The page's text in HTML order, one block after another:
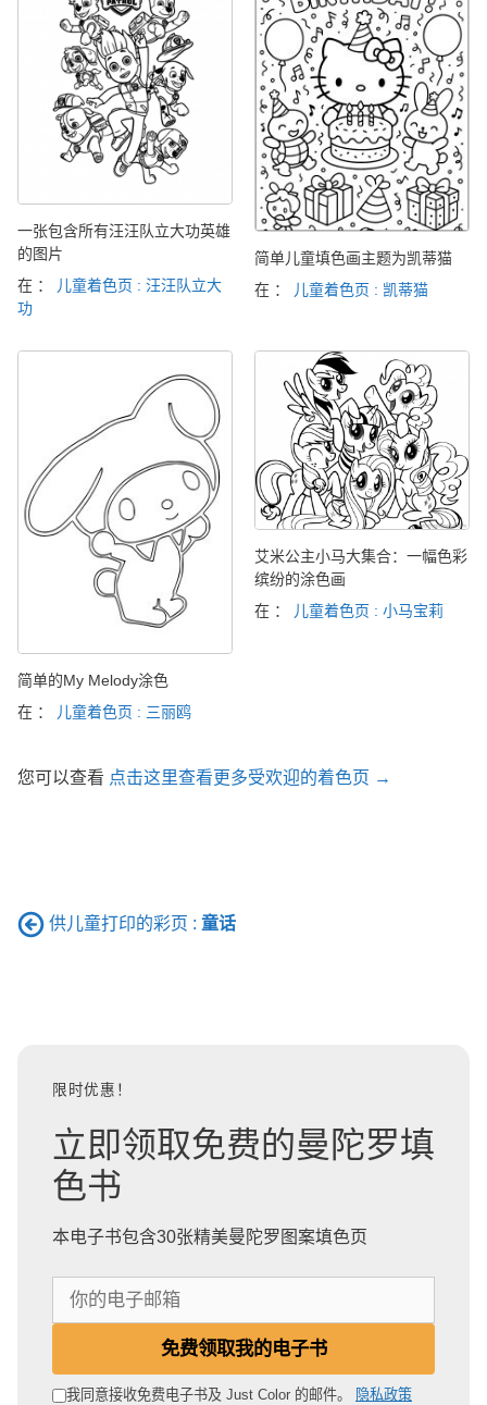
一张包含所有汪汪队立大功英雄
的图片
在 ：
儿童着色页 : 汪汪队立大
功
简单儿童填色画主题为凯蒂猫
在 ：
儿童着色页 : 凯蒂猫
简单的My Melody涂色
在 ：
儿童着色页 : 三丽鸥
艾米公主小马大集合：一幅色彩
缤纷的涂色画
在 ：
儿童着色页 : 小马宝莉
您可以查看 点击这里查看更多受欢迎的着色页 →
供儿童打印的彩页 : 童话
限时优惠！
立即领取免费的曼陀罗填
色书
本电子书包含30张精美曼陀罗图案填色页
邮
免费领取我的电子书
我同意接收免费电子书及 Just Color 的邮件。 隐私政策